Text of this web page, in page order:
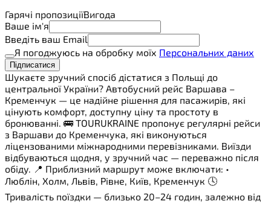
Гарячі пропозиціїВигода
Ваше ім'я
Введіть ваш Email
Я погоджуюсь на обробку моїх Персональних даних
Підписатися
Шукаєте зручний спосіб дістатися з Польщі до
центральної України? Автобусний рейс Варшава –
Кременчук — це надійне рішення для пасажирів, які
цінують комфорт, доступну ціну та простоту в
бронюванні. 🚌 TOURUKRAINE пропонує регулярні рейси
з Варшави до Кременчука, які виконуються
ліцензованими міжнародними перевізниками. Виїзди
відбуваються щодня, у зручний час — переважно після
обіду. 📍 Приблизний маршрут може включати: •
Люблін, Холм, Львів, Рівне, Київ, Кременчук 🕓
Тривалість поїздки — близько 20–24 годин, залежно від